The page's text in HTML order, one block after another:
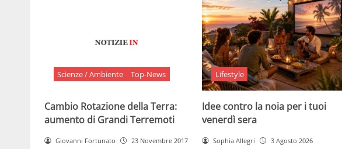
Scienze / Ambiente Top-News
Cambio Rotazione della Terra:
aumento di Grandi Terremoti
Giovanni Fortunato 23 Novembre 2017
Lifestyle
Idee contro la noia per i tuoi
venerdì sera
Sophia Allegri 3 Agosto 2026